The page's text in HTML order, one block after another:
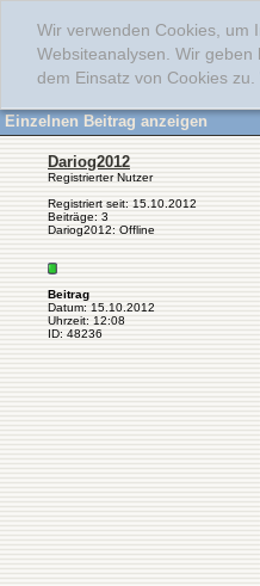
Wir verwenden Cookies, um
Websiteanalysen. Wir
dem Einsatz von Cookies zu.
Einzelnen Beitrag anzeigen
Dariog2012
Registrierter Nutzer
Registriert seit: 15.10.2012
Beiträge: 3
Dariog2012: Offline
Beitrag
Datum: 15.10.2012
Uhrzeit: 12:08
ID: 48236